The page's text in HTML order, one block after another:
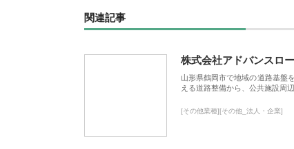
関連記事
株式会社アドバンスロ
山形県鶴岡市で地域の道路基盤
える道路整備から、公共施設周
[その他業種][その他_法人・企業]